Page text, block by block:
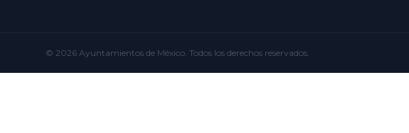
© 2026 Ayuntamientos de México. Todos los derechos reservados.